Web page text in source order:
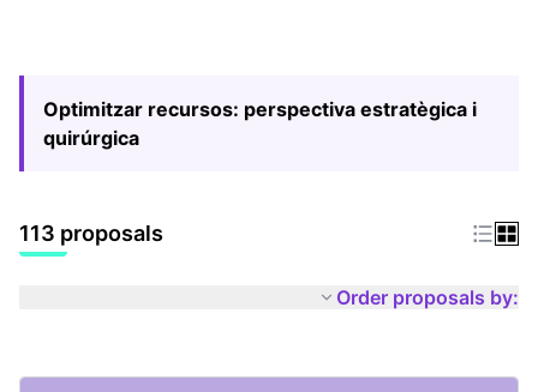
Optimitzar recursos: perspectiva estratègica i
quirúrgica
113 proposals
Order proposals by: